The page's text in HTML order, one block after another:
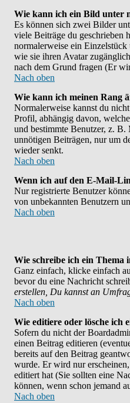
Wie kann ich ein Bild unter
Es können sich zwei Bilder
viele Beiträge du geschrieben
normalerweise ein
wie sie ihren Avatar
nach dem Grund fragen (Er
Nach oben
Wie kann ich meinen Rang
Normalerweise kannst du
Profil, abhängig davon,
und bestimmte Benutzer, z.
unnötigen Beiträgen, nur um
wieder senkt.
Nach oben
Wenn ich auf den E-Mail-
Nur registrierte Benutzer
von unbekannten Benutzern
Nach oben
Wie schreibe ich ein Thema
Ganz einfach, klicke einfach
bevor du eine Nachricht
erstellen, Du kannst an
Nach oben
Wie editiere oder lösche ich
Sofern du nicht der
einen Beitrag editieren
bereits auf den Beitrag
wurde. Er wird nur
editiert hat (Sie sollten eine
können, wenn schon jemand
Nach oben